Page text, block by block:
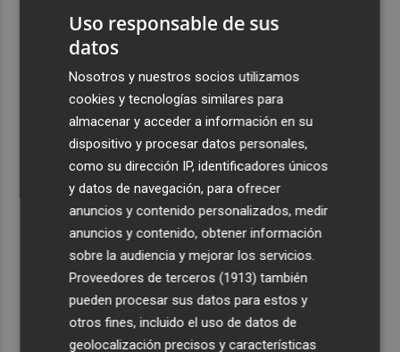
Últimas Noticias
El Hozono Jairis aún necesita un par de incorporaciones
para su cuarto año en la LF Endesa
Ruz ya hace planes para un posible futuro de Clarisas,
más allá de la rehabilitación: ¿retorno de la Dama?
ViviFind, el buscador inmobiliario con IA surgido del
PCUMH, prepara sus primeras alianzas con el sector
Castelló apuesta por convertir el eclipse en un referente
científico: recibirá a un gran equipo de expertos
El Villarreal anuncia a sus seis capitanes: Gerard
Moreno, Foyth, Comesaña, Ayoze, Cardona y Logan
Uso responsable de sus
datos
Nosotros y nuestros socios utilizamos
cookies y tecnologías similares para
almacenar y acceder a información en su
dispositivo y procesar datos personales,
como su dirección IP, identificadores únicos
y datos de navegación, para ofrecer
anuncios y contenido personalizados, medir
anuncios y contenido, obtener información
sobre la audiencia y mejorar los servicios.
Proveedores de terceros (1913) también
pueden procesar sus datos para estos y
otros fines, incluido el uso de datos de
geolocalización precisos y características